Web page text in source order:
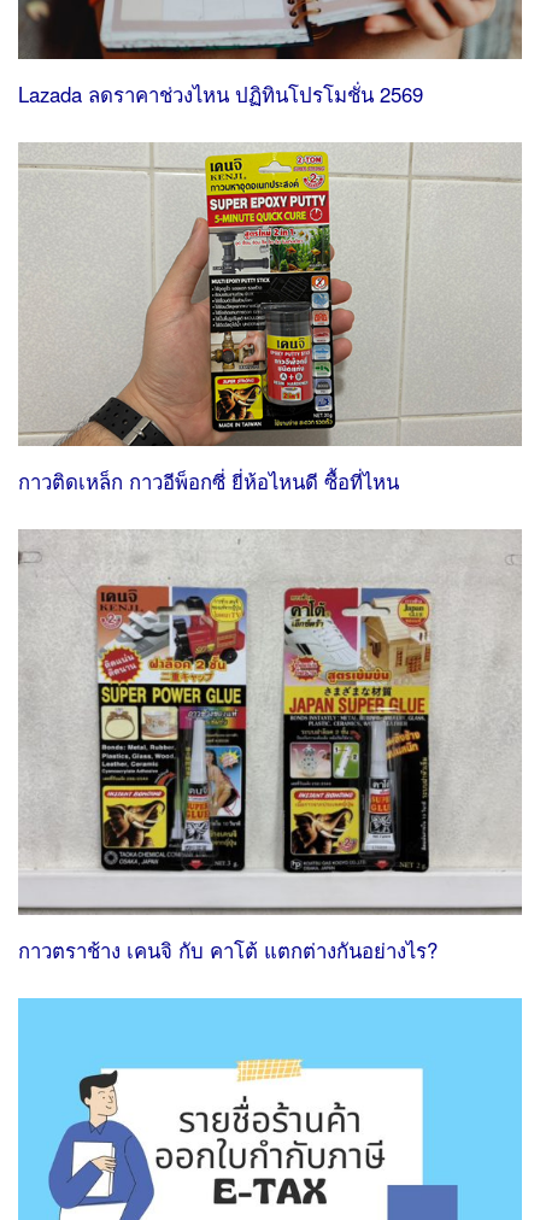
Lazada ลดราคาช่วงไหน ปฏิทินโปรโมชั่น 2569
กาวติดเหล็ก กาวอีพ็อกซี่ ยี่ห้อไหนดี ซื้อที่ไหน
กาวตราช้าง เคนจิ กับ คาโต้ แตกต่างกันอย่างไร?